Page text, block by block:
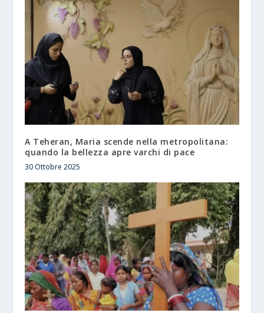
A Teheran, Maria scende nella metropolitana:
quando la bellezza apre varchi di pace
30 Ottobre 2025